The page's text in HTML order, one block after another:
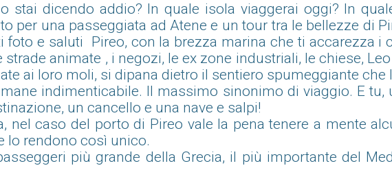
stai dicendo addio? In quale isola viaggerai oggi? In
per una passeggiata ad Atene e un tour tra le bellezze di
foto e saluti Pireo, con la brezza marina che ti accarezza i
animate , i negozi, le ex zone industriali, le chiese,
ai loro moli, si dipana dietro il sentiero spumeggiante
indimenticabile. Il massimo sinonimo di viaggio. E
un cancello e una nave e salpi!
nel caso del porto di Pireo vale la pena tenere a mente
lo rendono così unico.
più grande della Grecia, il più importante del